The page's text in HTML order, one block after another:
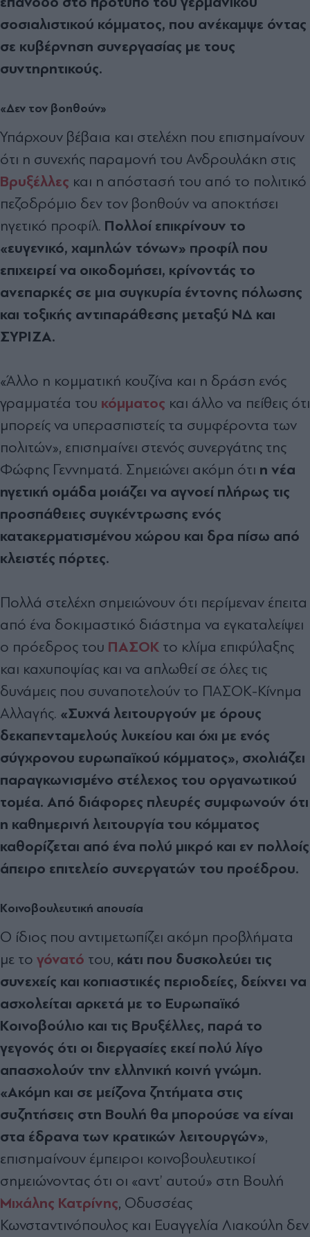
σοσιαλιστικού κόμματος, που ανέκαμψε όντας
σε κυβέρνηση συνεργασίας με τους
συντηρητικούς.
«Δεν τον βοηθούν»
Υπάρχουν βέβαια και στελέχη που επισημαίνουν
ότι η συνεχής παραμονή του Ανδρουλάκη στις
Βρυξέλλες και η απόστασή του από το πολιτικό
πεζοδρόμιο δεν τον βοηθούν να αποκτήσει
ηγετικό προφίλ. Πολλοί επικρίνουν το
«ευγενικό, χαμηλών τόνων» προφίλ που
επιχειρεί να οικοδομήσει, κρίνοντάς το
ανεπαρκές σε μια συγκυρία έντονης πόλωσης
και τοξικής αντιπαράθεσης μεταξύ ΝΔ και
ΣΥΡΙΖΑ.
«Άλλο η κομματική κουζίνα και η δράση ενός
γραμματέα του κόμματος και άλλο να πείθεις ότι
μπορείς να υπερασπιστείς τα συμφέροντα των
πολιτών», επισημαίνει στενός συνεργάτης της
Φώφης Γεννηματά. Σημειώνει ακόμη ότι η νέα
ηγετική ομάδα μοιάζει να αγνοεί πλήρως τις
προσπάθειες συγκέντρωσης ενός
κατακερματισμένου χώρου και δρα πίσω από
κλειστές πόρτες.
Πολλά στελέχη σημειώνουν ότι περίμεναν έπειτα
από ένα δοκιμαστικό διάστημα να εγκαταλείψει
ο πρόεδρος του ΠΑΣΟΚ το κλίμα επιφύλαξης
και καχυποψίας και να απλωθεί σε όλες τις
δυνάμεις που συναποτελούν το ΠΑΣΟΚ-Κίνημα
Αλλαγής. «Συχνά λειτουργούν με όρους
δεκαπενταμελούς λυκείου και όχι με ενός
σύγχρονου ευρωπαϊκού κόμματος», σχολιάζει
παραγκωνισμένο στέλεχος του οργανωτικού
τομέα. Από διάφορες πλευρές συμφωνούν ότι
η καθημερινή λειτουργία του κόμματος
καθορίζεται από ένα πολύ μικρό και εν πολλοίς
άπειρο επιτελείο συνεργατών του προέδρου.
Κοινοβουλευτική απουσία
Ο ίδιος που αντιμετωπίζει ακόμη προβλήματα
με το γόνατό του, κάτι που δυσκολεύει τις
συνεχείς και κοπιαστικές περιοδείες, δείχνει να
ασχολείται αρκετά με το Ευρωπαϊκό
Κοινοβούλιο και τις Βρυξέλλες, παρά το
γεγονός ότι οι διεργασίες εκεί πολύ λίγο
απασχολούν την ελληνική κοινή γνώμη.
«Ακόμη και σε μείζονα ζητήματα στις
συζητήσεις στη Βουλή θα μπορούσε να είναι
στα έδρανα των κρατικών λειτουργών»,
επισημαίνουν έμπειροι κοινοβουλευτικοί
σημειώνοντας ότι οι «αντ’ αυτού» στη Βουλή
Μιχάλης Κατρίνης, Οδυσσέας
Κωνσταντινόπουλος και Ευαγγελία Λιακούλη δεν